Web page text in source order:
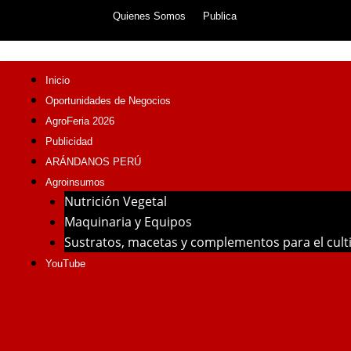
Quienes Somos Publica
Inicio
Oportunidades de Negocios
AgroFeria 2026
Publicidad
ARÁNDANOS PERÚ
Agroinsumos
Nutrición Vegetal
Maquinaria y Equipos
Sustratos, macetas y complementos para el
YouTube